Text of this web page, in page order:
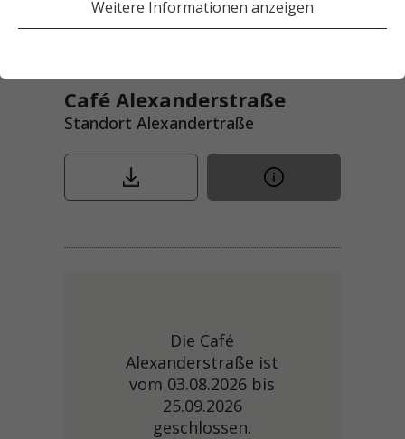
Weitere Informationen anzeigen
Filter
Café Alexanderstraße
Standort Alexandertraße
Die Café
Alexanderstraße ist
vom 03.08.2026 bis
25.09.2026
geschlossen.